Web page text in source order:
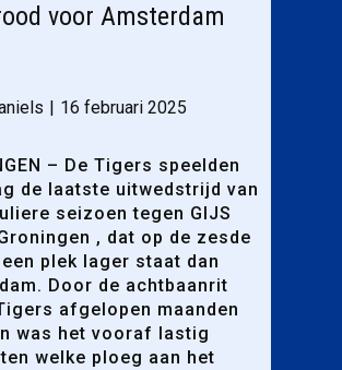
voor Amsterdam
16 februari 2025
– De Tigers speelden
de laatste uitwedstrijd van
seizoen tegen GIJS
, dat op de zesde
plek lager staat dan
Door de achtbaanrit
afgelopen maanden
was het vooraf lastig
welke ploeg aan het